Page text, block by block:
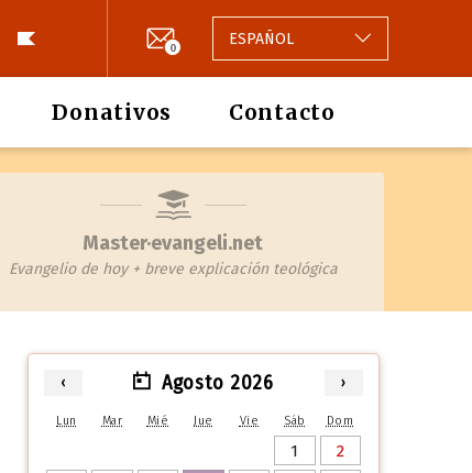
0 ESPAÑOL
Donativos Contacto
Master·evangeli.net
Evangelio de hoy + breve explicación teológica
‹ Agosto 2026 ›
Lun Mar Mié Jue Vie Sáb Dom
1
2